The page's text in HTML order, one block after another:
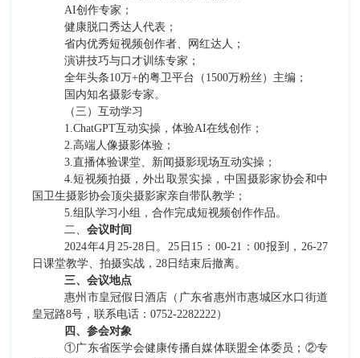
AI创作专家；
健康脱口秀达人代表；
省内优秀短视频创作者、网红达人；
演讲技巧与口才训练专家；
全年头条10万+的粤卫平台（1500万粉丝）主编；
国内知名摄影专家。
（三）互动学习
1.ChatGPT互动实操，体验AI在线创作；
2.高端人像摄影体验；
3.直播体验课堂、新闻摄影现场互动实操；
4.短视频拍摄，外出取景实操，中国摄影家协会和中
国卫生摄影协会顶尖摄影家亲自带队教学；
5.组队学习小组，合作完成短视频创作作品。
二、 会议时间
2024年4月25-28日。25日 15：00-21 ：00报到，26-27
日课堂教学、拍摄实战，28日结束后撤离。
三、会议地点
惠州市皇冠假日酒店（广东省惠州市惠城区水口街道
皇冠路8号，联系电话：0752-2282222）
四、参会对象
①广东省医学会健康传播自媒体联盟全体委员； ②专